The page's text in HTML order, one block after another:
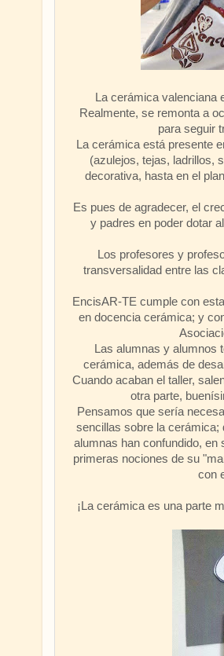
La cerámica valenciana
Realmente, se remonta a
para seguir
La cerámica está presente
(azulejos, tejas, ladrillos,
decorativa, hasta en el
Es pues de agradecer, el
y padres en poder dotar
Los profesores y
transversalidad entre las
EncisAR-TE cumple con
en docencia cerámica; y
Las alumnas y alumnos
cerámica, además de
Cuando acaban el taller,
otra parte,
Pensamos que sería
sencillas sobre la cerámica;
alumnas han confundido, en
primeras nociones de su
con
¡La cerámica es una parte